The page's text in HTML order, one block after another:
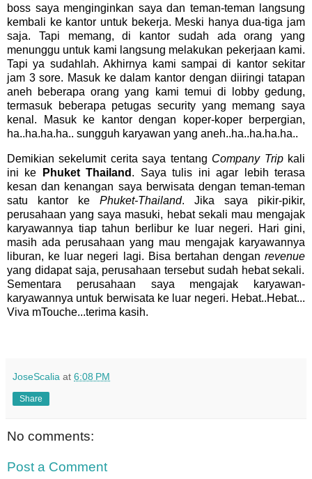
boss saya menginginkan saya dan teman-teman langsung
kembali ke kantor untuk bekerja. Meski hanya dua-tiga jam
saja. Tapi memang, di kantor sudah ada orang yang
menunggu untuk kami langsung melakukan pekerjaan kami.
Tapi ya sudahlah. Akhirnya kami sampai di kantor sekitar
jam 3 sore. Masuk ke dalam kantor dengan diiringi tatapan
aneh beberapa orang yang kami temui di lobby gedung,
termasuk beberapa petugas security yang memang saya
kenal. Masuk ke kantor dengan koper-koper berpergian,
ha..ha.ha.ha.. sungguh karyawan yang aneh..ha..ha.ha.ha..
Demikian sekelumit cerita saya tentang Company Tripkali
ini ke
Phuket Thailand . Saya tulis ini agar lebih terasa
kesan dan kenangan saya berwisata dengan teman-teman
satu kantor ke Phuket-Thailand. Jika saya pikir-pikir,
perusahaan yang saya masuki, hebat sekali mau mengajak
karyawannya tiap tahun berlibur ke luar negeri. Hari gini,
masih ada perusahaan yang mau mengajak karyawannya
liburan, ke luar negeri lagi. Bisa bertahan dengan revenue
yang didapat saja, perusahaan tersebut sudah hebat sekali.
Sementara perusahaan saya mengajak karyawan-
karyawannya untuk berwisata ke luar negeri. Hebat..Hebat...
Viva mTouche...terima kasih.
JoseScalia at 6:08 PM
Share
No comments:
Post a Comment